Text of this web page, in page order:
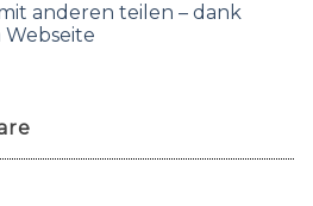
anderen teilen – dank